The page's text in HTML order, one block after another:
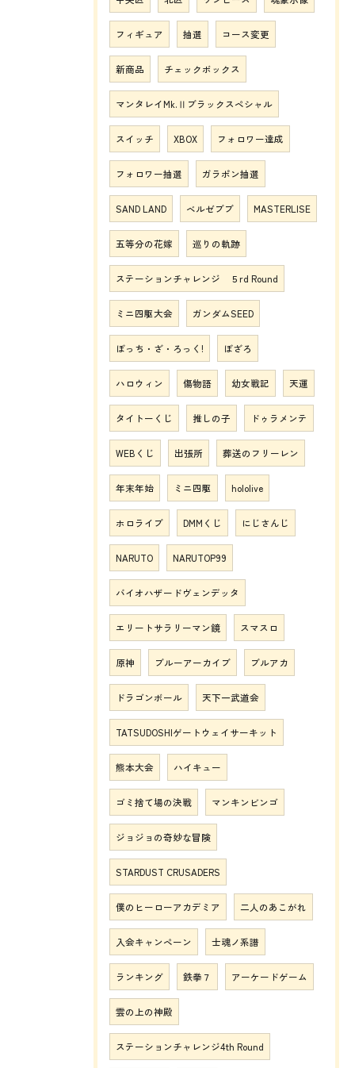
フィギュア 抽選 コース変更
新商品 チェックボックス
マンタレイMk.Ⅱブラックスペシャル
スイッチ XBOX フォロワー達成
フォロワー抽選 ガラポン抽選
SAND LAND ベルゼブブ MASTERLISE
五等分の花嫁 巡りの軌跡
ステーションチャレンジ ５rd Round
ミニ四駆大会 ガンダムSEED
ぼっち・ざ・ろっく! ぼざろ
ハロウィン 傷物語 幼女戦記 天運
タイトーくじ 推しの子 ドゥラメンテ
WEBくじ 出張所 葬送のフリーレン
年末年始 ミニ四駆 hololive
ホロライブ DMMくじ にじさんじ
NARUTO NARUTOP99
バイオハザードヴェンデッタ
エリートサラリーマン鏡 スマスロ
原神 ブルーアーカイブ ブルアカ
ドラゴンボール 天下一武道会
TATSUDOSHIゲートウェイサーキット
熊本大会 ハイキュー
ゴミ捨て場の決戦 マンキンビンゴ
ジョジョの奇妙な冒険
STARDUST CRUSADERS
僕のヒーローアカデミア 二人のあこがれ
入会キャンペーン 士魂ノ系譜
ランキング 鉄拳７ アーケードゲーム
雲の上の神殿
ステーションチャレンジ4th Round